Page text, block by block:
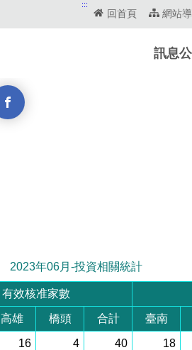
:::
回首頁 網站
訊息
2023年06月-投資相關統計
有效核准家數
高雄 橋頭 合計 臺南
16 4 40 18